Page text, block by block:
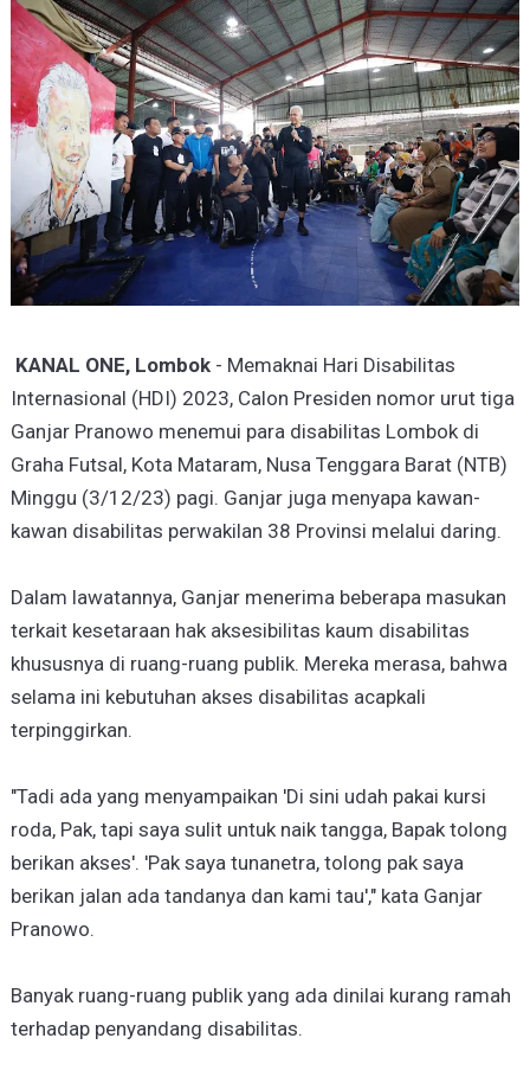
KANAL ONE, Lombok- Memaknai Hari Disabilitas
Internasional (HDI) 2023, Calon Presiden nomor urut tiga
Ganjar Pranowo menemui para disabilitas Lombok di
Graha Futsal, Kota Mataram, Nusa Tenggara Barat (NTB)
Minggu (3/12/23) pagi. Ganjar juga menyapa kawan-
kawan disabilitas perwakilan 38 Provinsi melalui daring.
Dalam lawatannya, Ganjar menerima beberapa masukan
terkait kesetaraan hak aksesibilitas kaum disabilitas
khususnya di ruang-ruang publik. Mereka merasa, bahwa
selama ini kebutuhan akses disabilitas acapkali
terpinggirkan.
"Tadi ada yang menyampaikan 'Di sini udah pakai kursi
roda, Pak, tapi saya sulit untuk naik tangga, Bapak tolong
berikan akses'. 'Pak saya tunanetra, tolong pak saya
berikan jalan ada tandanya dan kami tau'," kata Ganjar
Pranowo.
Banyak ruang-ruang publik yang ada dinilai kurang ramah
terhadap penyandang disabilitas.